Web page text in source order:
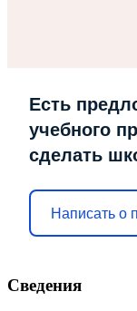
Есть
учебного
сделать
Написать о
Сведения